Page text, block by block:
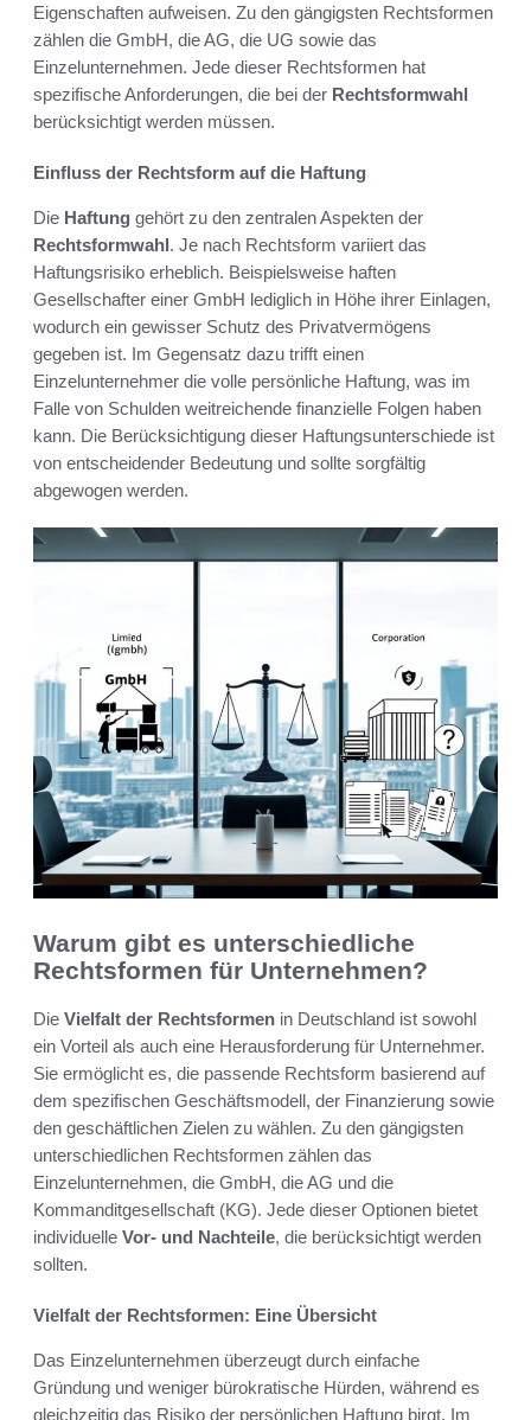
Eigenschaften aufweisen. Zu den gängigsten Rechtsformen
zählen die GmbH, die AG, die UG sowie das
Einzelunternehmen. Jede dieser Rechtsformen hat
spezifische Anforderungen, die bei der Rechtsformwahl
berücksichtigt werden müssen.
Einfluss der Rechtsform auf die Haftung
Die Haftung gehört zu den zentralen Aspekten der
Rechtsformwahl. Je nach Rechtsform variiert das
Haftungsrisiko erheblich. Beispielsweise haften
Gesellschafter einer GmbH lediglich in Höhe ihrer Einlagen,
wodurch ein gewisser Schutz des Privatvermögens
gegeben ist. Im Gegensatz dazu trifft einen
Einzelunternehmer die volle persönliche Haftung, was im
Falle von Schulden weitreichende finanzielle Folgen haben
kann. Die Berücksichtigung dieser Haftungsunterschiede ist
von entscheidender Bedeutung und sollte sorgfältig
abgewogen werden.
Warum gibt es unterschiedliche
Rechtsformen für Unternehmen?
Die Vielfalt der Rechtsformen in Deutschland ist sowohl
ein Vorteil als auch eine Herausforderung für Unternehmer.
Sie ermöglicht es, die passende Rechtsform basierend auf
dem spezifischen Geschäftsmodell, der Finanzierung sowie
den geschäftlichen Zielen zu wählen. Zu den gängigsten
unterschiedlichen Rechtsformen zählen das
Einzelunternehmen, die GmbH, die AG und die
Kommanditgesellschaft (KG). Jede dieser Optionen bietet
individuelle Vor- und Nachteile, die berücksichtigt werden
sollten.
Vielfalt der Rechtsformen: Eine Übersicht
Das Einzelunternehmen überzeugt durch einfache
Gründung und weniger bürokratische Hürden, während es
gleichzeitig das Risiko der persönlichen Haftung birgt. Im